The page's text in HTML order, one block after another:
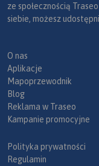
ze społecznością
siebie, możesz
O nas
Aplikacje
Mapoprzewodnik
Blog
Reklama w Traseo
Kampanie promocyjne
Polityka prywatności
Regulamin